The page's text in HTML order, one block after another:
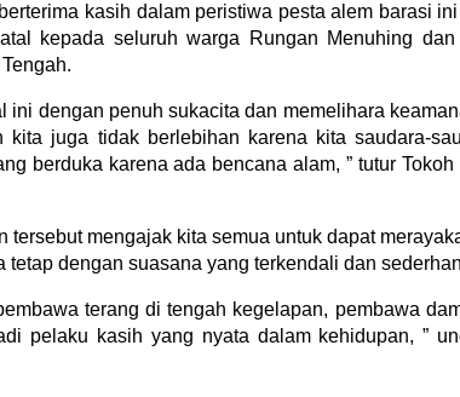
kasih dalam peristiwa pesta alem barasi
kepada seluruh warga Rungan Menuhing dan
ini dengan penuh sukacita dan memelihara
kita juga tidak berlebihan karena kita saudara-
berduka karena ada bencana alam, ” tutur Tokoh
tersebut mengajak kita semua untuk dapat
dengan suasana yang terkendali dan
terang di tengah kegelapan, pembawa
pelaku kasih yang nyata dalam kehidupan, ”